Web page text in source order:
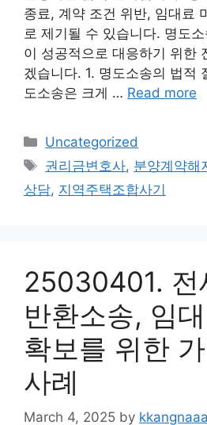
종료, 계약 조건 위반, 임대료
로 제기될 수 있습니다. 명도
이 성공적으로 대응하기 위한
겠습니다. 1. 명도소송의 법적
도소송은 크게 … Read more
Categories
Uncategorized
Tags
권리금변호사, 분양계약해
상담, 지역주택조합사기
25030401. 전
반환소송, 임
확보를 위한
사례
March 4, 2025 by kkangnaaa